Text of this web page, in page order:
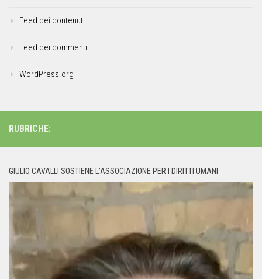
Feed dei contenuti
Feed dei commenti
WordPress.org
RUBRICHE:
GIULIO CAVALLI SOSTIENE L’ASSOCIAZIONE PER I DIRITTI UMANI
Player